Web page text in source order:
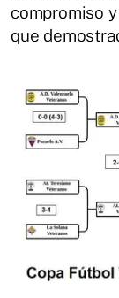
compromiso
que